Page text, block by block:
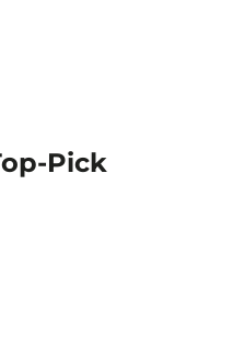
Pick